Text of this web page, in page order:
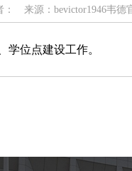
来源：bevictor1946韦德
学位点建设工作。